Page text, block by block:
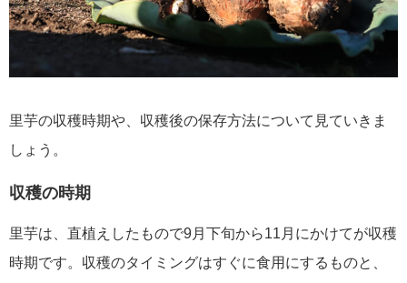
里芋の収穫時期や、収穫後の保存方法について見ていきま
しょう。
収穫の時期
里芋は、直植えしたもので9月下旬から11月にかけてが収穫
時期です。収穫のタイミングはすぐに食用にするものと、